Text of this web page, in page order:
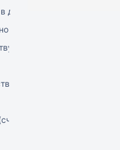
других единицах
(РФ)
услуг в приходе
фактуры)